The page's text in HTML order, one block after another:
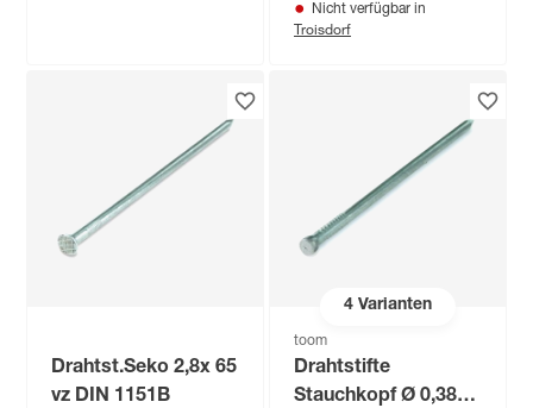
Nicht verfügbar in
Troisdorf
Drahtst.Seko 2,8x 65
vz DIN 1151B
4Varianten
toom
Drahtstifte
Stauchkopf Ø 0,38